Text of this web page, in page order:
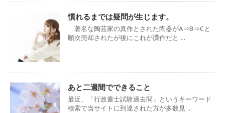
慣れるまでは疑問が生じます。
著名な陶芸家の真作とされた陶器がA⇒B⇒Cと
順次売却されたが後にこれが贋作だと ...
あと二週間でできること
最近、「行政書士試験過去問」というキーワード
検索で当サイトに到達された方が多数見 ...